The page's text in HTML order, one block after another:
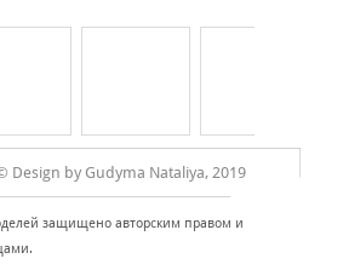
ДЕТЕЙ
Design by Gudyma Nataliya, 2019
защищено авторским правом и